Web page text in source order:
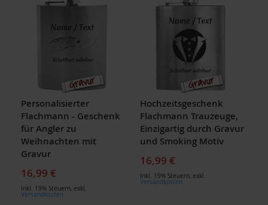
Personalisierter
Flachmann - Geschenk
für Angler zu
Weihnachten mit
Gravur
16,99 €
Inkl. 19% Steuern, exkl.
Versandkosten
Hochzeitsgeschenk
Flachmann Trauzeuge,
Einzigartig durch Gravur
und Smoking Motiv
16,99 €
Inkl. 19% Steuern, exkl.
Versandkosten